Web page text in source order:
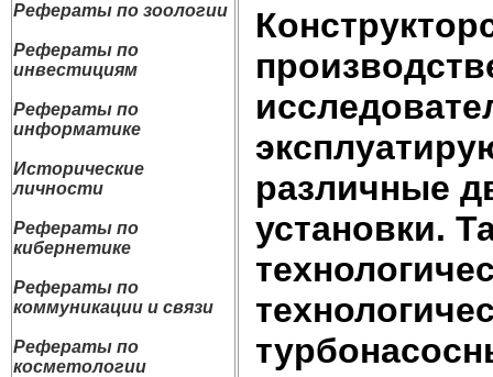
Рефераты по зоологии
Рефераты по
инвестициям
Рефераты по
информатике
Исторические
личности
Рефераты по
кибернетике
Рефераты по
коммуникации и связи
Рефераты по
косметологии
различные
установки.